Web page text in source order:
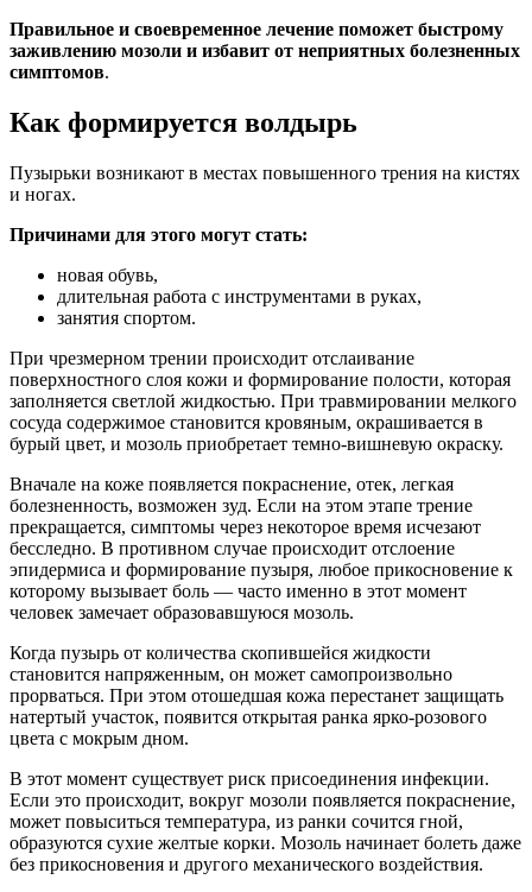
Правильное и своевременное лечение поможет быстрому
заживлению мозоли и избавит от неприятных болезненных
симптомов.
Как формируется волдырь
Пузырьки возникают в местах повышенного трения на кистях
и ногах.
Причинами для этого могут стать:
новая обувь,
длительная работа с инструментами в руках,
занятия спортом.
При чрезмерном трении происходит отслаивание
поверхностного слоя кожи и формирование полости, которая
заполняется светлой жидкостью. При травмировании мелкого
сосуда содержимое становится кровяным, окрашивается в
бурый цвет, и мозоль приобретает темно-вишневую окраску.
Вначале на коже появляется покраснение, отек, легкая
болезненность, возможен зуд. Если на этом этапе трение
прекращается, симптомы через некоторое время исчезают
бесследно. В противном случае происходит отслоение
эпидермиса и формирование пузыря, любое прикосновение к
которому вызывает боль — часто именно в этот момент
человек замечает образовавшуюся мозоль.
Когда пузырь от количества скопившейся жидкости
становится напряженным, он может самопроизвольно
прорваться. При этом отошедшая кожа перестанет защищать
натертый участок, появится открытая ранка ярко-розового
цвета с мокрым дном.
В этот момент существует риск присоединения инфекции.
Если это происходит, вокруг мозоли появляется покраснение,
может повыситься температура, из ранки сочится гной,
образуются сухие желтые корки. Мозоль начинает болеть даже
без прикосновения и другого механического воздействия.